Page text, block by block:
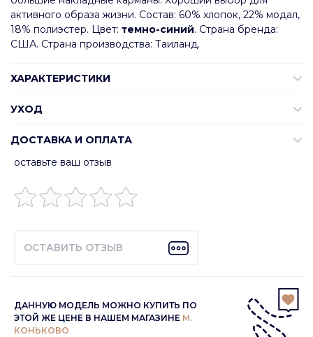
активного образа жизни. Состав: 60% хлопок, 22% модал,
18% полиэстер. Цвет: темно-синий. Страна бренда:
США. Страна производства: Таиланд.
ХАРАКТЕРИСТИКИ
УХОД
ДОСТАВКА И ОПЛАТА
оставьте ваш отзыв
ОСТАВИТЬ ОТЗЫВ
ДАННУЮ МОДЕЛЬ МОЖНО КУПИТЬ ПО
ЭТОЙ ЖЕ ЦЕНЕ В НАШЕМ МАГАЗИНЕ М.
КОНЬКОВО